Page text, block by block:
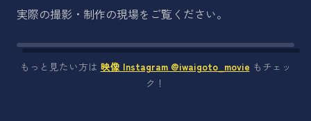
実際の撮影・制作の現場をご覧ください。
もっと見たい方は 映像 Instagram @iwaigoto_movie もチェッ
ク！